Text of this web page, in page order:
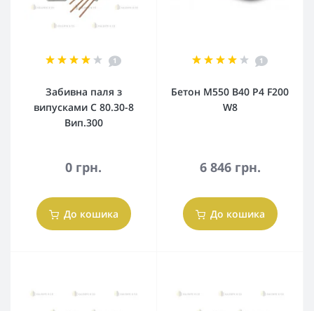
1
Забивна паля з
випусками С 80.30-8
Вип.300
0 грн.
До кошика
1
Бетон М550 В40 Р4 F200
W8
6 846 грн.
До кошика